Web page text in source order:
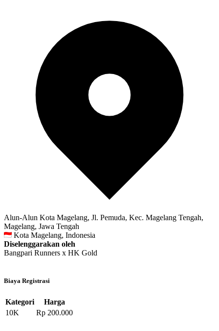
Alun-Alun Kota Magelang, Jl. Pemuda, Kec. Magelang Tengah,
Magelang, Jawa Tengah
Kota Magelang, Indonesia
Diselenggarakan oleh
Bangpari Runners x HK Gold
Biaya Registrasi
Kategori
Harga
10K
Rp 200.000